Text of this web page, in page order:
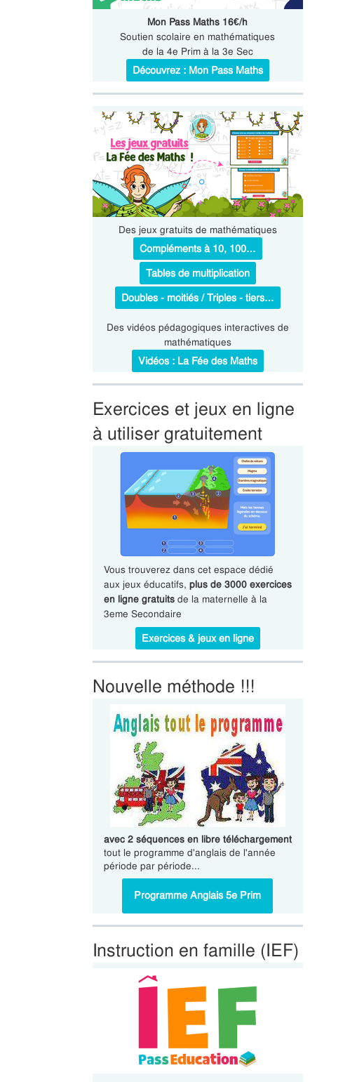
Mon Pass Maths 16€/h
Soutien scolaire en mathématiques
de la 4e Prim à la 3e Sec
Découvrez : Mon Pass Maths
Des jeux gratuits de mathématiques
Compléments à 10, 100…
Tables de multiplication
Doubles - moitiés / Triples - tiers…
Des vidéos pédagogiques interactives de
mathématiques
Vidéos : La Fée des Maths
Exercices et jeux en ligne
à utiliser gratuitement
Vous trouverez dans cet espace dédié
aux jeux éducatifs, plus de 3000 exercices
en ligne gratuitsde la maternelle à la
3eme Secondaire
Exercices & jeux en ligne
Nouvelle méthode !!!
avec 2 séquences en libre téléchargement
tout le programme d'anglais de l'année
période par période...
Programme Anglais 5e Prim
Instruction en famille (IEF)